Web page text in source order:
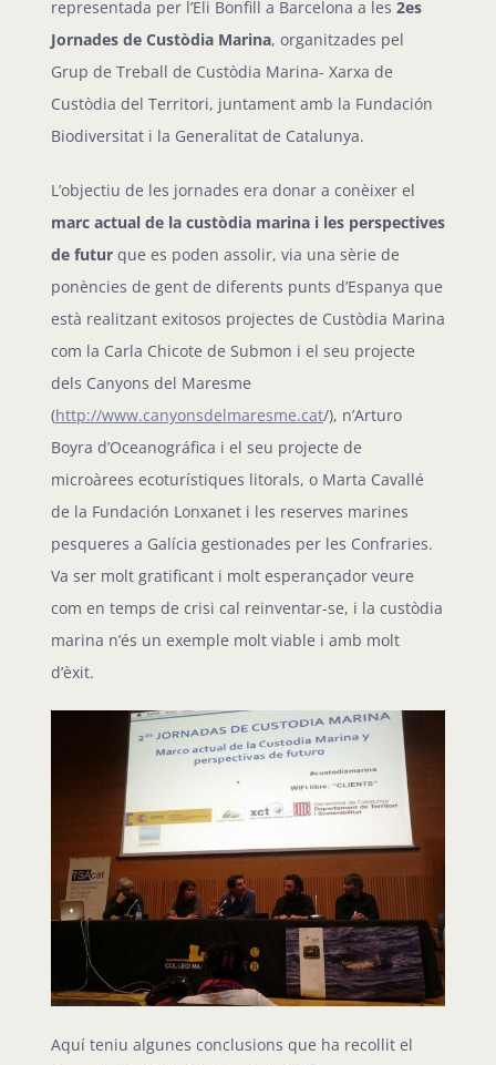
representada per l’Eli Bonfill a Barcelona a les 2es
Jornades de Custòdia Marina, organitzades pel
Grup de Treball de Custòdia Marina- Xarxa de
Custòdia del Territori, juntament amb la Fundación
Biodiversitat i la Generalitat de Catalunya.
L’objectiu de les jornades era donar a conèixer el
marc actual de la custòdia marina i les perspectives
de futur que es poden assolir, via una sèrie de
ponències de gent de diferents punts d’Espanya que
està realitzant exitosos projectes de Custòdia Marina
com la Carla Chicote de Submon i el seu projecte
dels Canyons del Maresme
(http://www.canyonsdelmaresme.cat/), n’Arturo
Boyra d’Oceanográfica i el seu projecte de
microàrees ecoturístiques litorals, o Marta Cavallé
de la Fundación Lonxanet i les reserves marines
pesqueres a Galícia gestionades per les Confraries.
Va ser molt gratificant i molt esperançador veure
com en temps de crisi cal reinventar-se, i la custòdia
marina n’és un exemple molt viable i amb molt
d’èxit.
Aquí teniu algunes conclusions que ha recollit el